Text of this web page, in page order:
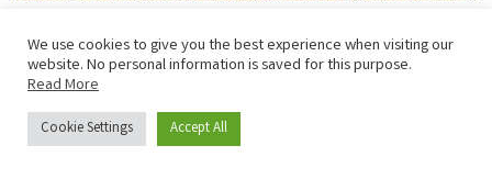
We use cookies to give you the best experience when visiting our
website. No personal information is saved for this purpose.
Read More
Cookie Settings Accept All